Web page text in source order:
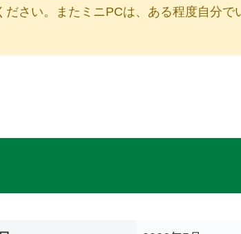
さい。またミニPCは、ある程度自分で